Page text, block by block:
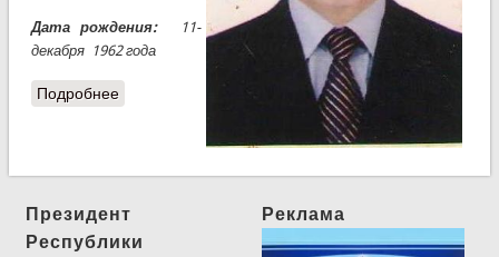
Дата рождения:11-
декабря 1962 года
Подробнее
Президент
Республики
Реклама